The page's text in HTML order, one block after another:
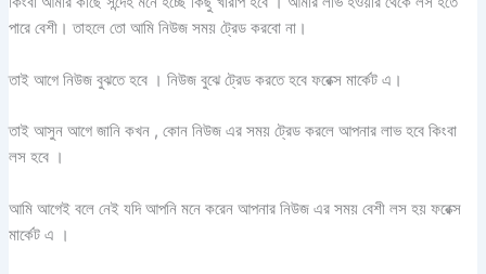
পারে বেশী। তাহলে তো আমি নিউজ সময় ট্রেড করবো না।
তাই আগে নিউজ বুঝতে হবে । নিউজ বুঝে ট্রেড করতে হবে ফরেক্স মার্কেট এ।
তাই আসুন আগে জানি কখন , কোন নিউজ এর সময় ট্রেড করলে আপনার লাভ হবে কিংবা
লস হবে ।
আমি আগেই বলে নেই যদি আপনি মনে করেন আপনার নিউজ এর সময় বেশী লস হয় ফরেক্স
মার্কেট এ ।